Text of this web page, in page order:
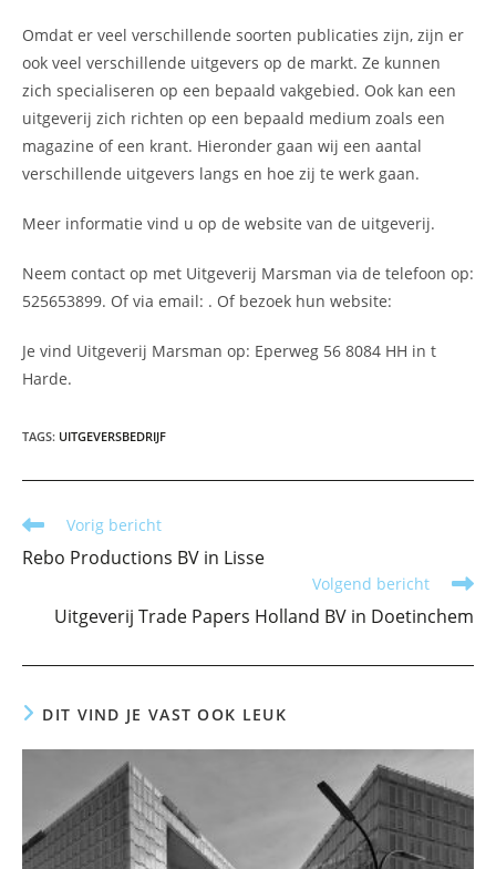
Omdat er veel verschillende soorten publicaties zijn, zijn er
ook veel verschillende uitgevers op de markt. Ze kunnen
zich specialiseren op een bepaald vakgebied. Ook kan een
uitgeverij zich richten op een bepaald medium zoals een
magazine of een krant. Hieronder gaan wij een aantal
verschillende uitgevers langs en hoe zij te werk gaan.
Meer informatie vind u op de website van de uitgeverij.
Neem contact op met Uitgeverij Marsman via de telefoon op:
525653899. Of via email: . Of bezoek hun website:
Je vind Uitgeverij Marsman op: Eperweg 56 8084 HH in t
Harde.
TAGS: UITGEVERSBEDRIJF
Lees
meer
artikelen
Vorig bericht
Rebo Productions BV in Lisse
Volgend bericht
Uitgeverij Trade Papers Holland BV in Doetinchem
DIT VIND JE VAST OOK LEUK